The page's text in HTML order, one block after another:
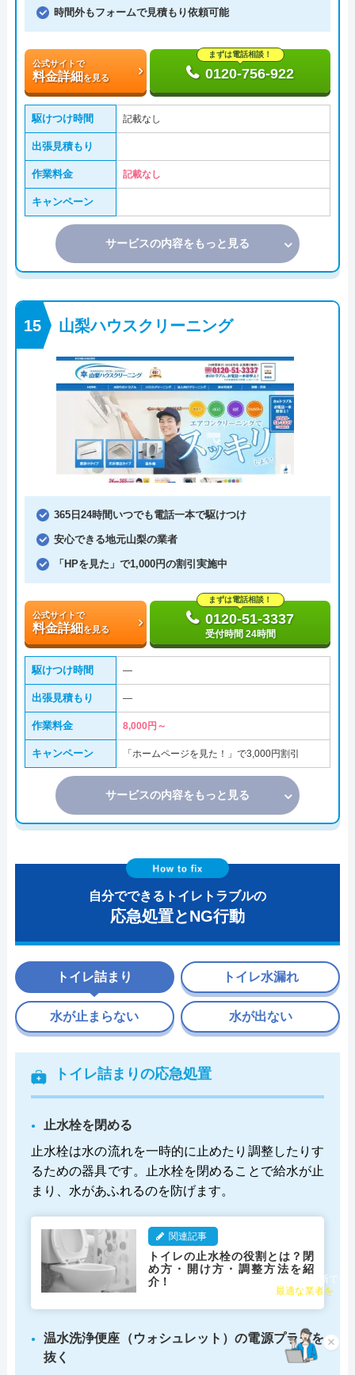
時間外もフォームで見積もり依頼可能
公式サイトで
料金詳細を見る
まずは電話相談！
0120-756-922
駆けつけ時間 記載なし
出張見積もり
作業料金 記載なし
キャンペーン
サービスの内容をもっと見る
山梨ハウスクリーニング
365日24時間いつでも電話一本で駆けつけ
安心できる地元山梨の業者
「HPを見た」で1,000円の割引実施中
公式サイトで
料金詳細を見る
まずは電話相談！
0120-51-3337
受付時間 24時間
駆けつけ時間 ―
出張見積もり ―
作業料金 8,000円～
キャンペーン 「ホームページを見た！」で3,000円割引
サービスの内容をもっと見る
自分でできるトイレトラブルの
応急処置とNG行動
トイレ詰まり
トイレ詰まりの応急処置
止水栓を閉める
止水栓は水の流れを一時的に止めたり調整したりす
るための器具です。止水栓を閉めることで給水が止
まり、水があふれるのを防げます。
関連記事
トイレの止水栓の役割とは？閉
め方・開け方・調整方法を紹
介！
温水洗浄便座（ウォシュレット）の電源プラグを
抜く
トイレ水漏れ
水が止まらない 水が出ない
×
チャット診断で
最適な業者を
ご提案